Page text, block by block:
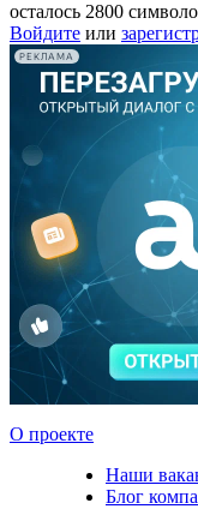
осталось 2800
Войдите или
РЕКЛАМА
О проекте
Наши
Блог